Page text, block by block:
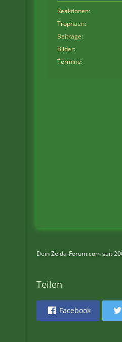
Dein Zelda-Forum.com seit
Reaktionen
Trophäen
Beiträge
Bilder
Termine
Teilen
Facebook